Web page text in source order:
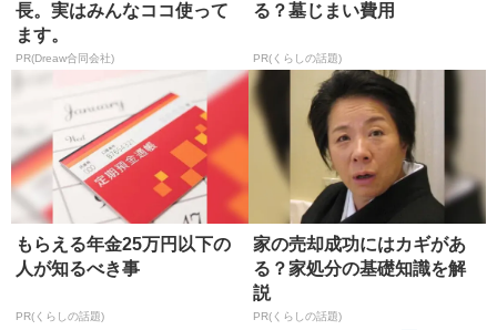
長。実はみんなココ使って
ます。
PR(Dreaw合同会社)
る？墓じまい費用
PR(くらしの話題)
もらえる年金25万円以下の
人が知るべき事
PR(くらしの話題)
家の売却成功にはカギがあ
る？家処分の基礎知識を解
説
PR(くらしの話題)